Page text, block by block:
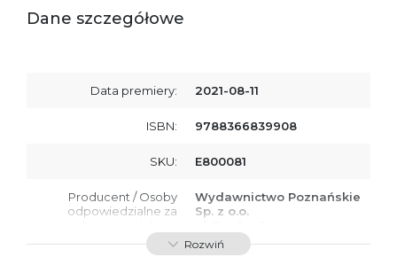
Dane szczegółowe
Data premiery: 2021-08-11
ISBN: 9788366839908
SKU: E800081
Producent / Osoby
odpowiedzialne za
przepisami:
Wydawnictwo Poznańskie
Sp. z o.o.
61-701 Poznań
Polska
Rozwiń